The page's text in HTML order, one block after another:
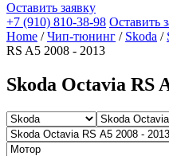
Оставить заявку
+7 (910) 810-38-98 Оставить
Home /Чип-тюнинг / Skoda /
RS A5 2008 - 2013
Skoda Octavia RS